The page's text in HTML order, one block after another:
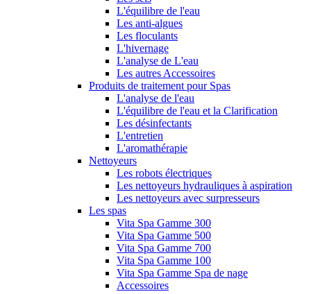
L'équilibre de l'eau
Les anti-algues
Les floculants
L'hivernage
L'analyse de L'eau
Les autres Accessoires
Produits de traitement pour Spas
L'analyse de l'eau
L'équilibre de l'eau et la Clarification
Les désinfectants
L'entretien
L'aromathérapie
Nettoyeurs
Les robots électriques
Les nettoyeurs hydrauliques à aspiration
Les nettoyeurs avec surpresseurs
Les spas
Vita Spa Gamme 300
Vita Spa Gamme 500
Vita Spa Gamme 700
Vita Spa Gamme 100
Vita Spa Gamme Spa de nage
Accessoires